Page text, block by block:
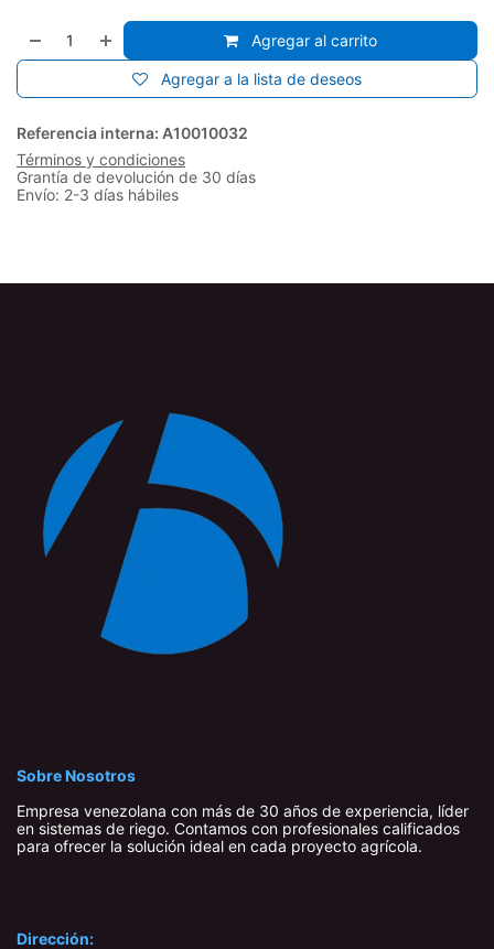
Agregar al carrito
Agregar a la lista de deseos
Referencia interna: A10010032
Términos y condiciones
Grantía de devolución de 30 días
Envío: 2-3 días hábiles
Sobre Nosotros
Empresa venezolana con más de 30 años de experiencia, líder
en sistemas de riego. Contamos con profesionales calificados
para ofrecer la solución ideal en cada proyecto agrícola.
Dirección: